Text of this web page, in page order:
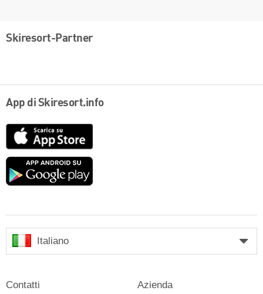
Skiresort-Partner
App di Skiresort.info
Google
Italiano
Contatti Azienda